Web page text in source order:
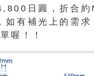
日圓，折合約
有補光上的需求
喔！！